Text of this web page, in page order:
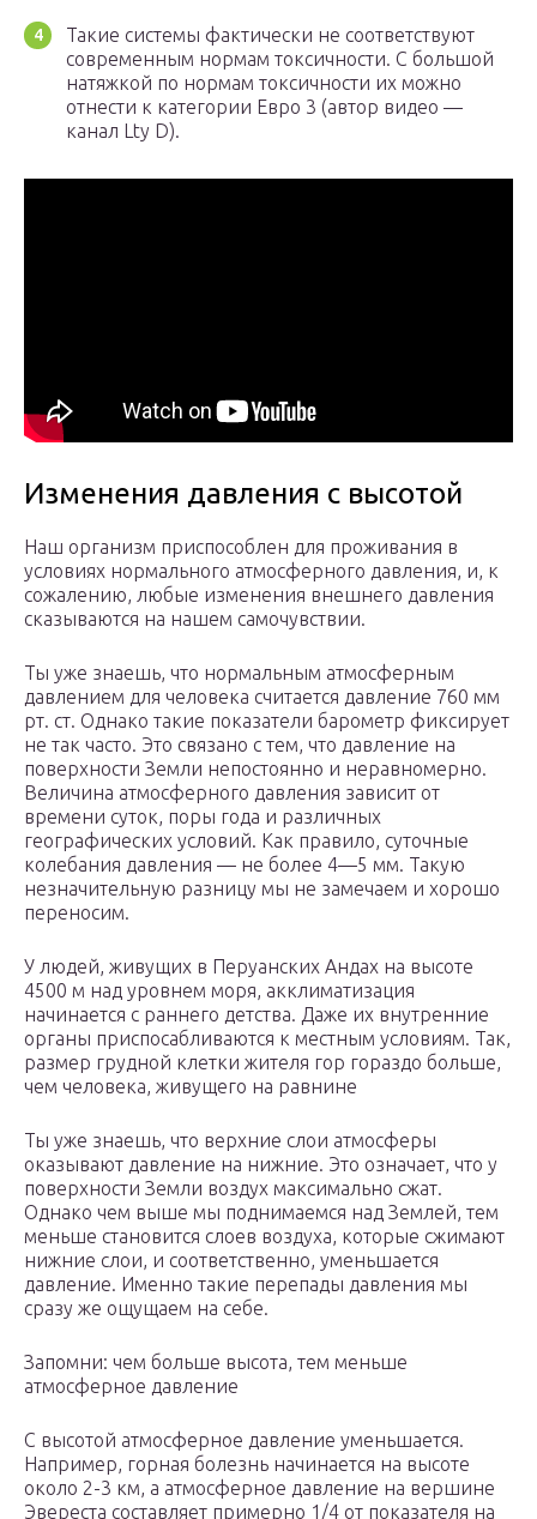
Такие системы фактически не соответствуют
современным нормам токсичности. С большой
натяжкой по нормам токсичности их можно
отнести к категории Евро 3 (автор видео —
канал Lty D).
Изменения давления с высотой
Наш организм приспособлен для проживания в
условиях нормального атмосферного давления, и, к
сожалению, любые изменения внешнего давления
сказываются на нашем самочувствии.
Ты уже знаешь, что нормальным атмосферным
давлением для человека считается давление 760 мм
рт. ст. Однако такие показатели барометр фиксирует
не так часто. Это связано с тем, что давление на
поверхности Земли непостоянно и неравномерно.
Величина атмосферного давления зависит от
времени суток, поры года и различных
географических условий. Как правило, суточные
колебания давления — не более 4—5 мм. Такую
незначительную разницу мы не замечаем и хорошо
переносим.
У людей, живущих в Перуанских Андах на высоте
4500 м над уровнем моря, акклиматизация
начинается с раннего детства. Даже их внутренние
органы приспосабливаются к местным условиям. Так,
размер грудной клетки жителя гор гораздо больше,
чем человека, живущего на равнине
Ты уже знаешь, что верхние слои атмосферы
оказывают давление на нижние. Это означает, что у
поверхности Земли воздух максимально сжат.
Однако чем выше мы поднимаемся над Землей, тем
меньше становится слоев воздуха, которые сжимают
нижние слои, и соответственно, уменьшается
давление. Именно такие перепады давления мы
сразу же ощущаем на себе.
Запомни: чем больше высота, тем меньше
атмосферное давление
С высотой атмосферное давление уменьшается.
Например, горная болезнь начинается на высоте
около 2-3 км, а атмосферное давление на вершине
Эвереста составляет примерно 1/4 от показателя на